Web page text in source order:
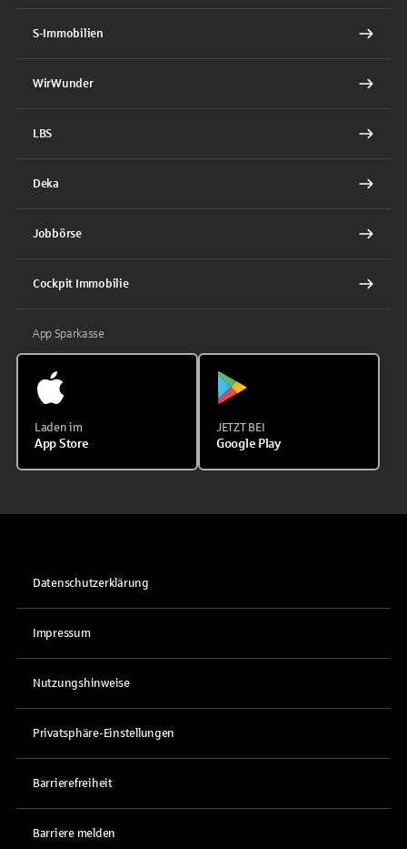
S-Immobilien
WirWunder
LBS
Deka
Jobbörse
Cockpit Immobilie
App Sparkasse
Laden im
App Store
JETZT BEI
Google Play
Datenschutzerklärung
Impressum
Nutzungshinweise
Privatsphäre-Einstellungen
Barrierefreiheit
Barriere melden